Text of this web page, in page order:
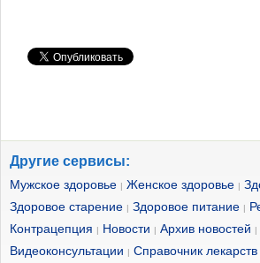
Другие сервисы:
Мужское здоровье Женское здоровье
Здоровое старение Здоровое питание
Контрацепция Новости Архив новостей
Видеоконсультации Справочник лекарств